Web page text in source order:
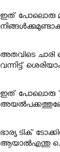
ഇത് പോലൊരു
അതവിടെ ചാരി
വന്നിട്ട്
ഇത് പോലൊരു
ഭാര്യ ടിക്
ആയാൽഎന്തു